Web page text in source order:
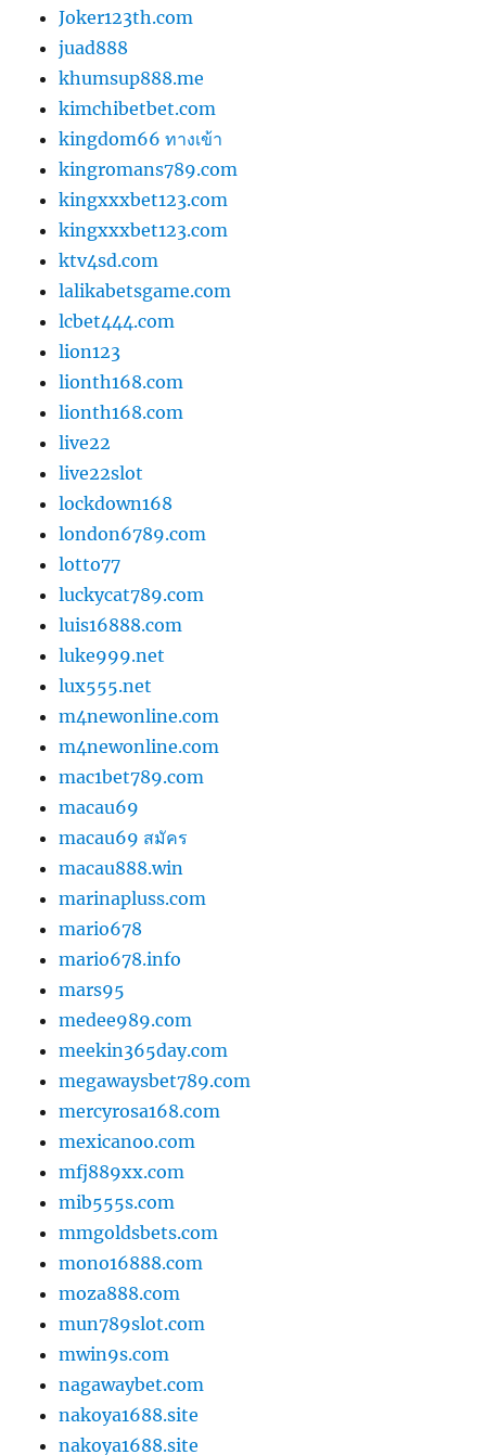
Joker123th.com
juad888
khumsup888.me
kimchibetbet.com
kingdom66 ทางเข้า
kingromans789.com
kingxxxbet123.com
kingxxxbet123.com
ktv4sd.com
lalikabetsgame.com
lcbet444.com
lion123
lionth168.com
lionth168.com
live22
live22slot
lockdown168
london6789.com
lotto77
luckycat789.com
luis16888.com
luke999.net
lux555.net
m4newonline.com
m4newonline.com
mac1bet789.com
macau69
macau69 สมัคร
macau888.win
marinapluss.com
mario678
mario678.info
mars95
medee989.com
meekin365day.com
megawaysbet789.com
mercyrosa168.com
mexicanoo.com
mfj889xx.com
mib555s.com
mmgoldsbets.com
mono16888.com
moza888.com
mun789slot.com
mwin9s.com
nagawaybet.com
nakoya1688.site
nakoya1688.site